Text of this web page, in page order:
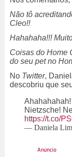
Não tô
Cleo!!
Hahahaha!!!
Coisas do Home
do seu pet no
No Twitter,
descobriu que
Nietzsche!
https://t.co/
— Daniela